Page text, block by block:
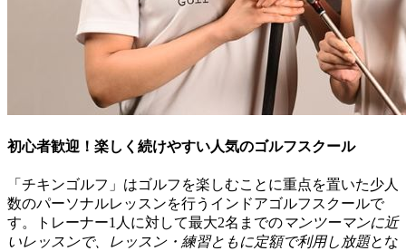
初心者歓迎！楽しく続けやすい人気のゴルフスクール
「チキンゴルフ」はゴルフを楽しむことに重点を置いた少人
数のパーソナルレッスンを行うインドアゴルフスクールで
す。トレーナー1人に対して最大2名までのマンツーマンに近
いレッスンで、レッスン・練習ともに定額で利用し放題とな